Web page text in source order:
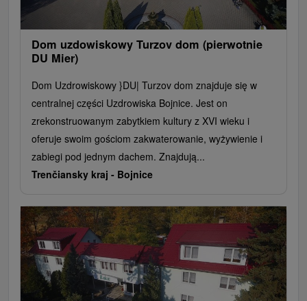
Dom uzdowiskowy Turzov dom (pierwotnie
DU Mier)
Dom Uzdrowiskowy }DU| Turzov dom znajduje się w
centralnej części Uzdrowiska Bojnice. Jest on
zrekonstruowanym zabytkiem kultury z XVI wieku i
oferuje swoim gościom zakwaterowanie, wyżywienie i
zabiegi pod jednym dachem. Znajdują...
Trenčiansky kraj - Bojnice